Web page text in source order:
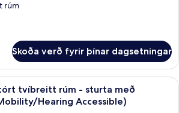
rúm
Skoða verð fyrir þínar dagsetningar
Ítölsk Frette-rúmföt, rúmföt af
tvíbreitt rúm - sturta með
Hearing Accessible)